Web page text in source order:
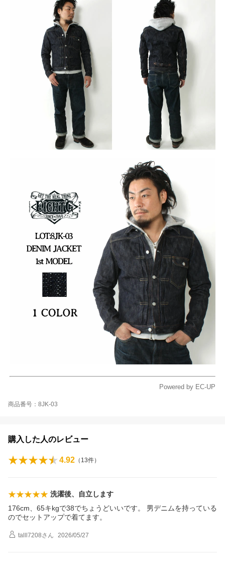
Powered by EC-UP
商品番号：8JK-03
購入した人のレビュー
4.92 （ 13件）
洗濯後、自立します
176cm、65キkgで38でちょうどいいです。 男デニムを持っている
のでセットアップで着てます。
talll7208さん 2026/05/27